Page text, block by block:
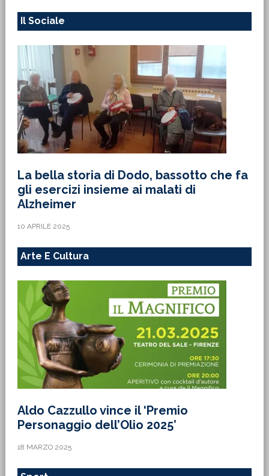
Il Sociale
La bella storia di Dodo, bassotto che fa
gli esercizi insieme ai malati di
Alzheimer
10 APRILE 2025
Arte E Cultura
Aldo Cazzullo vince il ‘Premio
Personaggio dell’Olio 2025’
18 MARZO 2025